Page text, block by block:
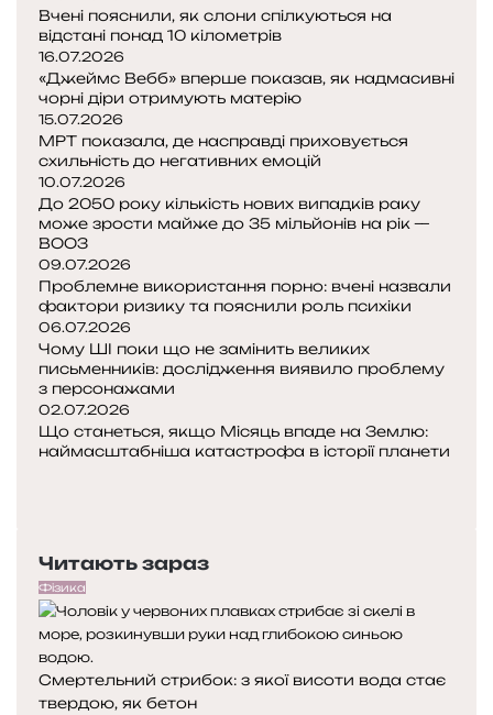
і
я
к
т
у
т
з
а
м
і
ш
а
н
а
е
л
е
к
т
Вчені пояснили, як слони спілкуються на
відстані понад 10 кілометрів
16.07.2026
«Джеймс Вебб» вперше показав, як надмасивні
чорні діри отримують матерію
15.07.2026
МРТ показала, де насправді приховується
схильність до негативних емоцій
10.07.2026
До 2050 року кількість нових випадків раку
може зрости майже до 35 мільйонів на рік —
ВООЗ
09.07.2026
Проблемне використання порно: вчені назвали
фактори ризику та пояснили роль психіки
06.07.2026
Чому ШІ поки що не замінить великих
письменників: дослідження виявило проблему
з персонажами
02.07.2026
Що станеться, якщо Місяць впаде на Землю:
наймасштабніша катастрофа в історії планети
р
е
д
н
я
с
т
т
у
п
н
а
с
т
Читають зараз
Фізика
Смертельний стрибок: з якої висоти вода стає
твердою, як бетон